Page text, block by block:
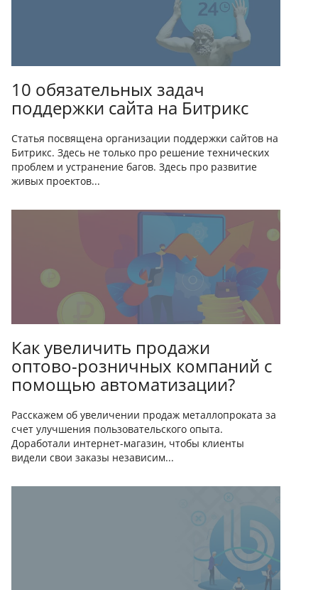
10 обязательных задач
поддержки сайта на Битрикс
Статья посвящена организации поддержки сайтов на
Битрикс. Здесь не только про решение технических
проблем и устранение багов. Здесь про развитие
живых проектов...
Как увеличить продажи
оптово-розничных компаний с
помощью автоматизации?
Расскажем об увеличении продаж металлопроката за
счет улучшения пользовательского опыта.
Доработали интернет-магазин, чтобы клиенты
видели свои заказы независим...